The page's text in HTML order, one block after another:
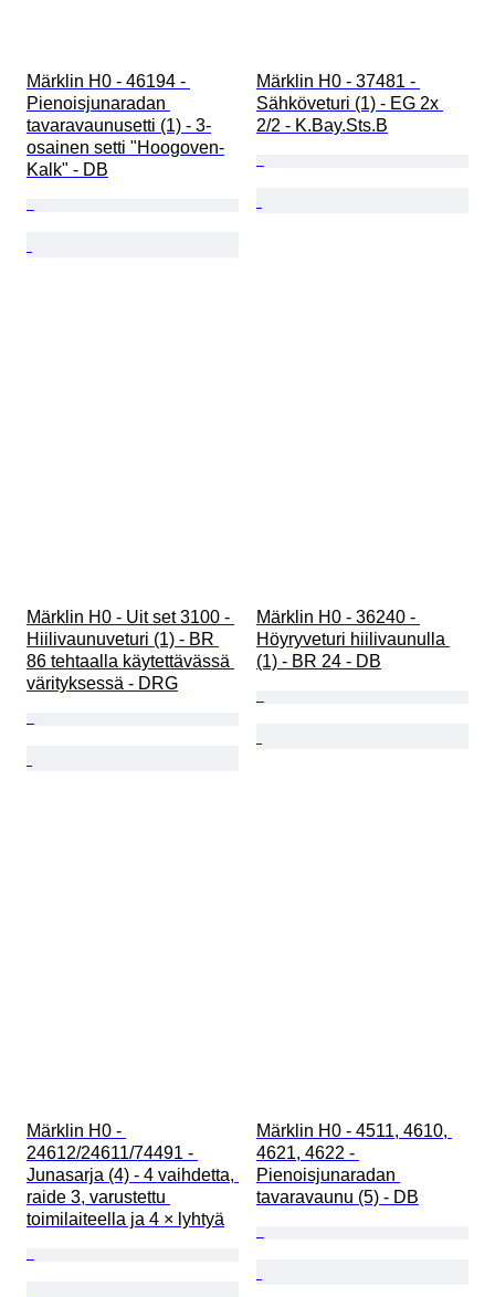
Märklin H0 - 46194 -
Pienoisjunaradan
tavaravaunusetti (1) - 3-
osainen setti "Hoogoven-
Kalk" - DB
Märklin H0 - 37481 -
Sähköveturi (1) - EG 2x
2/2 - K.Bay.Sts.B
Märklin H0 - Uit set 3100 -
Hiilivaunuveturi (1) - BR
86 tehtaalla käytettävässä
värityksessä - DRG
Märklin H0 - 36240 -
Höyryveturi hiilivaunulla
(1) - BR 24 - DB
Märklin H0 -
24612/24611/74491 -
Junasarja (4) - 4 vaihdetta,
raide 3, varustettu
toimilaiteella ja 4 × lyhtyä
Märklin H0 - 4511, 4610,
4621, 4622 -
Pienoisjunaradan
tavaravaunu (5) - DB